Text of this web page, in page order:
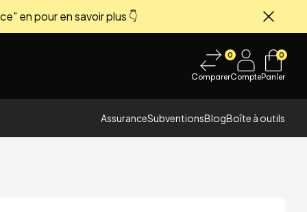
en pour en savoir plus 👇
0
ComparerCompte
0
Panier
AssuranceSubventionsBlogBoîte à outils